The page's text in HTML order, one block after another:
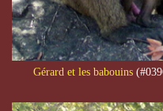
Gérard et les babouins